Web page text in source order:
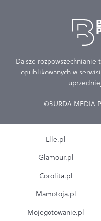
Dalsze
opublikowanych w
©BURDA MEDIA
Elle.pl
Glamour.pl
Cocolita.pl
Mamotoja.pl
Mojegotowanie.pl